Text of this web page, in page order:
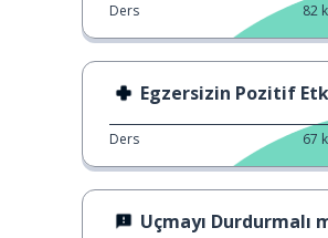
Ders 82
Egzersizin Pozitif
Ders 67
Uçmayı Durdurmalı